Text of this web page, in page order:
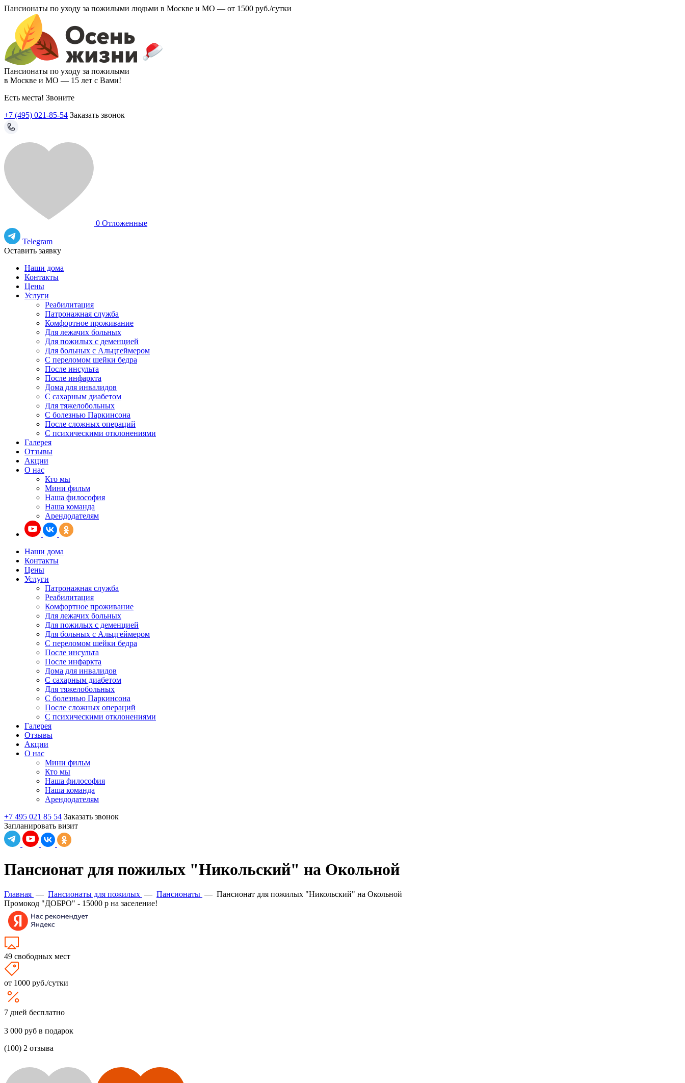
Пансионаты по уходу за пожилыми людьми в Москве и МО — от 1500 руб./сутки
Пансионаты по уходу за пожилыми
в Москве и МО — 15 лет с Вами!
Есть места! Звоните
+7 (495) 021-85-54 Заказать звонок
0 Отложенные
Telegram
Оставить заявку
Наши дома
Контакты
Цены
Услуги
Реабилитация
Патронажная служба
Комфортное проживание
Для лежачих больных
Для пожилых с деменцией
Для больных с Альцгеймером
С переломом шейки бедра
После инсульта
После инфаркта
Дома для инвалидов
С сахарным диабетом
Для тяжелобольных
С болезнью Паркинсона
После сложных операций
С психическими отклонениями
Галерея
Отзывы
Акции
О нас
Кто мы
Мини фильм
Наша философия
Наша команда
Арендодателям
Наши дома
Контакты
Цены
Услуги
Патронажная служба
Реабилитация
Комфортное проживание
Для лежачих больных
Для пожилых с деменцией
Для больных с Альцгеймером
С переломом шейки бедра
После инсульта
После инфаркта
Дома для инвалидов
С сахарным диабетом
Для тяжелобольных
С болезнью Паркинсона
После сложных операций
С психическими отклонениями
Галерея
Отзывы
Акции
О нас
Мини фильм
Кто мы
Наша философия
Наша команда
Арендодателям
+7 495 021 85 54 Заказать звонок
Запланировать визит
Пансионат для пожилых "Никольский" на Окольной
Главная — Пансионаты для пожилых — Пансионаты — Пансионат для пожилых "Никольский" на Окольной
Промокод "ДОБРО" - 15000 р на заселение!
49 свободных мест
от 1000 руб./сутки
7 дней бесплатно
3 000 руб в подарок
(100) 2 отзыва